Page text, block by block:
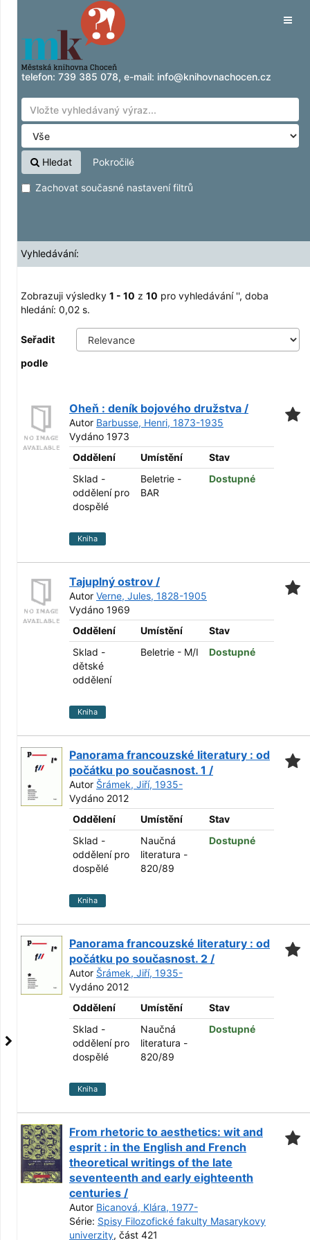
Zobrazuji výsledky1 - 10
Přeskočit na obsah
telefon: 739 385 078, e-mail: info@knihovnachocen.cz
Hledat Pokročilé
Zachovat současné nastavení filtrů
Vyhledávání:
Zobrazuji výsledky 1 - 10 z 10 pro vyhledávání '', doba
hledání: 0,02 s.
Seřadit
podle
Oheň : deník bojového družstva /
Autor Barbusse, Henri, 1873-1935
Vydáno 1973
Oddělení
Umístění
Stav
Sklad -
oddělení pro
dospělé
Beletrie -
BAR
Dostupné
Kniha
Tajuplný ostrov /
Autor Verne, Jules, 1828-1905
Vydáno 1969
Oddělení
Umístění
Stav
Sklad -
dětské
oddělení
Beletrie - M/I Dostupné
Kniha
Panorama francouzské literatury : od
počátku po současnost. 1 /
Autor Šrámek, Jiří, 1935-
Vydáno 2012
Oddělení
Umístění
Stav
Sklad -
oddělení pro
dospělé
Naučná
literatura -
820/89
Dostupné
Kniha
Panorama francouzské literatury : od
počátku po současnost. 2 /
Autor Šrámek, Jiří, 1935-
Vydáno 2012
Oddělení
Umístění
Stav
Sklad -
oddělení pro
dospělé
Naučná
literatura -
820/89
Dostupné
Kniha
From rhetoric to aesthetics: wit and
esprit : in the English and French
theoretical writings of the late
seventeenth and early eighteenth
centuries /
Autor Bicanová, Klára, 1977-
Série: Spisy Filozofické fakulty Masarykovy
univerzity, část 421